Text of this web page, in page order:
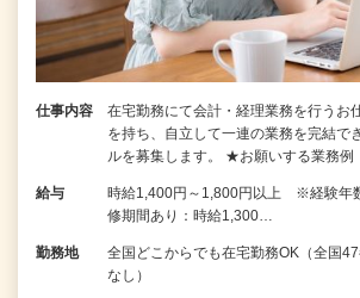
仕事内容
在宅勤務にて会計・経理業務を行うお
を持ち、自立して一連の業務を完結で
ルを募集します。 ★お願いする業務
給与
時給1,400円～1,800円以上 ※経験年
修期間あり：時給1,300…
勤務地
全国どこからでも在宅勤務OK（全国
なし）